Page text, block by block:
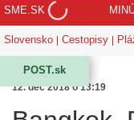
SME.SK
Slovensko Cestopisy
POST.sk
12. dec 2018 o 13:19